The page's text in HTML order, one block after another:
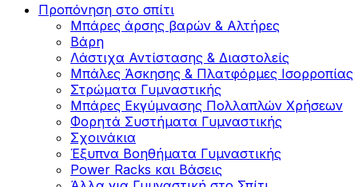
Προπόνηση στο σπίτι
Μπάρες άρσης βαρών & Αλτήρες
Βάρη
Λάστιχα Αντίστασης & Διαστολείς
Μπάλες Άσκησης & Πλατφόρμες Ισορροπίας
Στρώματα Γυμναστικής
Μπάρες Εκγύμνασης Πολλαπλών Χρήσεων
Φορητά Συστήματα Γυμναστικής
Σχοινάκια
Έξυπνα Βοηθήματα Γυμναστικής
Power Racks και Βάσεις